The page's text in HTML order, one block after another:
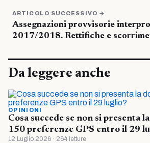
ARTICOLO SUCCESSIVO →
Assegnazioni provvisorie
2017/2018. Rettifiche e
Da leggere anche
OPINIONI
Cosa succede se non si presenta
150 preferenze GPS entro il 29
12 Luglio 2026 · 264 letture